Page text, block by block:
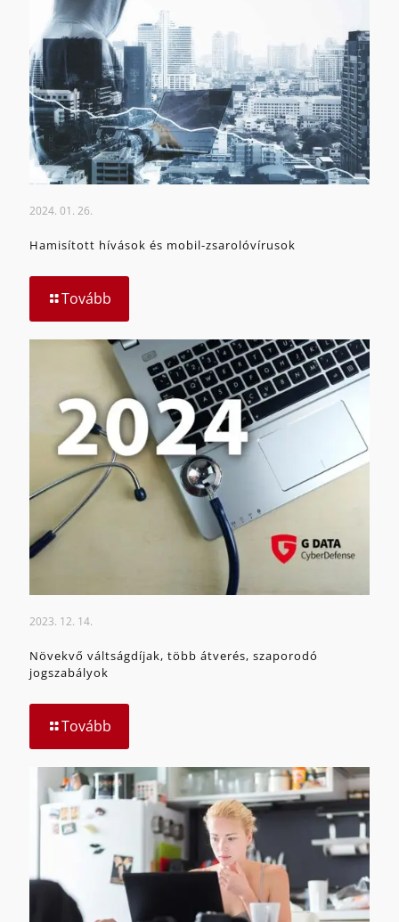
2024. 01. 26.
Hamisított hívások és mobil-zsarolóvírusok
Tovább
2023. 12. 14.
Növekvő váltságdíjak, több átverés, szaporodó
jogszabályok
Tovább